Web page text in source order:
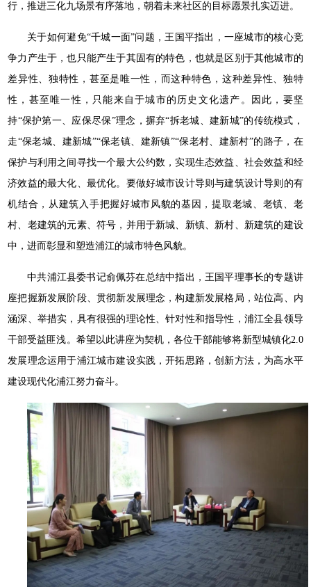
行，推进三化九场景有序落地，朝着未来社区的目标愿景扎实迈进。
关于如何避免“千城一面”问题，王国平指出，一座城市的核心竞
争力产生于，也只能产生于其固有的特色，也就是区别于其他城市的
差异性、独特性，甚至是唯一性，而这种特色，这种差异性、独特
性，甚至唯一性，只能来自于城市的历史文化遗产。因此，要坚
持“保护第一、应保尽保”理念，摒弃“拆老城、建新城”的传统模式，
走“保老城、建新城”“保老镇、建新镇”“保老村、建新村”的路子，在
保护与利用之间寻找一个最大公约数，实现生态效益、社会效益和经
济效益的最大化、最优化。要做好城市设计导则与建筑设计导则的有
机结合，从建筑入手把握好城市风貌的基因，提取老城、老镇、老
村、老建筑的元素、符号，并用于新城、新镇、新村、新建筑的建设
中，进而彰显和塑造浦江的城市特色风貌。
中共浦江县委书记俞佩芬在总结中指出，王国平理事长的专题讲
座把握新发展阶段、贯彻新发展理念，构建新发展格局，站位高、内
涵深、举措实，具有很强的理论性、针对性和指导性，浦江全县领导
干部受益匪浅。希望以此讲座为契机，各位干部能够将新型城镇化2.0
发展理念运用于浦江城市建设实践，开拓思路，创新方法，为高水平
建设现代化浦江努力奋斗。